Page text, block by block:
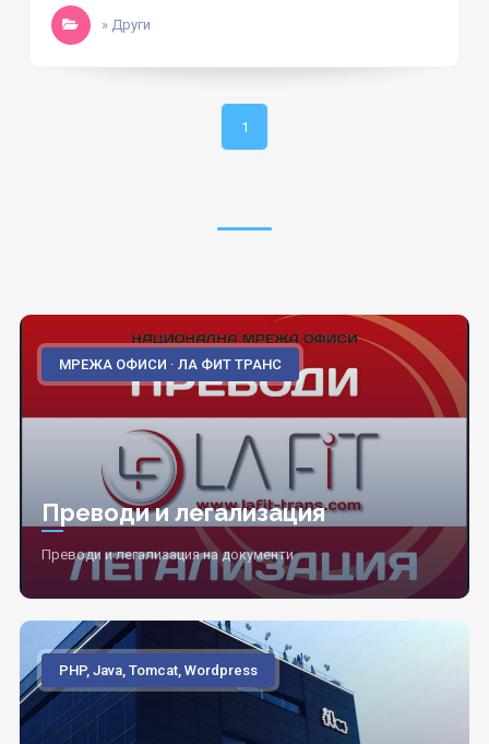
» Други
1
МРЕЖА ОФИСИ · ЛА ФИТ ТРАНС
Преводи и легализация
Преводи и легализация на документи
PHP, Java, Tomcat, Wordpress